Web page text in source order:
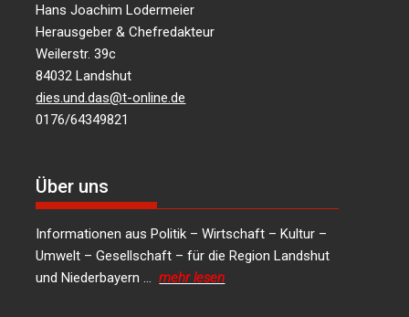
Hans Joachim Lodermeier
Herausgeber & Chefredakteur
Weilerstr. 39c
84032 Landshut
dies.und.das@t-online.de
0176/64349821
Über uns
Informationen aus Politik – Wirtschaft – Kultur –
Umwelt – Gesellschaft – für die Region Landshut
und Niederbayern …mehr lesen